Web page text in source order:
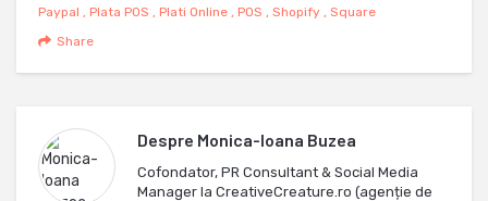
Paypal
Plata POS Plati Online POS Shopify
Square
Share
Despre Monica-Ioana Buzea
Cofondator, PR Consultant & Social Media
Manager la CreativeCreature.ro (agenție de